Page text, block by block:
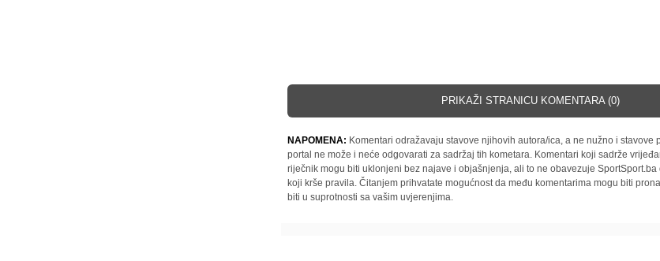
PRIKAŽI STRANICU KOMENTARA (0)
NAPOMENA: Komentari odražavaju stavove njihovih autora/ica, a ne nužno i stavove
portal ne može i neće odgovarati za sadržaj tih kometara. Komentari koji sadrže
riječnik mogu biti uklonjeni bez najave i objašnjenja, ali to ne obavezuje SportSport.ba
koji krše pravila. Čitanjem prihvatate mogućnost da među komentarima mogu biti
biti u suprotnosti sa vašim uvjerenjima.